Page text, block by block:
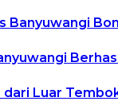
Banyuwangi
Luar